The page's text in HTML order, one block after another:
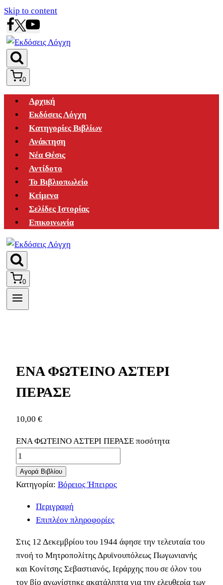
Skip to content
0
Αρχική
Εκδόσεις Λόγχη
Κατηγορίες Βιβλίων
Ανάκτηση
Νέα Θέσις
Αντίδοτο
Το Βιβλιοπωλείο
Κείμενα
Σελίδες Ιστορίας
Επικοινωνία
0
ΕΝΑ ΦΩΤΕΙΝΟ ΑΣΤΕΡΙ
ΠΕΡΑΣΕ
10,00 €
ΕΝΑ ΦΩΤΕΙΝΟ ΑΣΤΕΡΙ ΠΕΡΑΣΕ ποσότητα
Αγορά Βιβλίου
Κατηγορία: Βόρειος Ήπειρος
Περιγραφή
Επιπλέον πληροφορίες
Στις 12 Δεκεμβρίου του 1944 άφησε την τελευταία του
πνοή το Μητροπολίτης Δρυϊνουπόλεως Πωγωνιανής
και Κονίτσης Σεβαστιανός, Ιεράρχης που σε όλον του
τον βίο αγωνίστηκε ακατάληπτα για την ελευθερία των